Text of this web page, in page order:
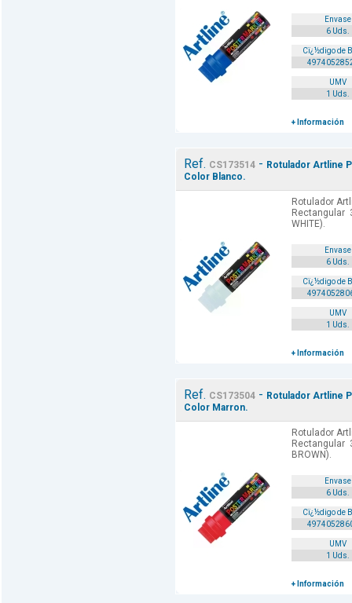
Envase
6 Uds.
Cï¿½digo de
UMV
1 Uds.
+ Información
Ref. CS173514- Rotulador Artline
Color Blanco.
Rotulador
Rectangular
WHITE).
Envase
6 Uds.
Cï¿½digo de
UMV
1 Uds.
+ Información
Ref. CS173504- Rotulador Artline
Color Marron.
Rotulador
Rectangular
BROWN).
Envase
6 Uds.
Cï¿½digo de
UMV
1 Uds.
+ Información